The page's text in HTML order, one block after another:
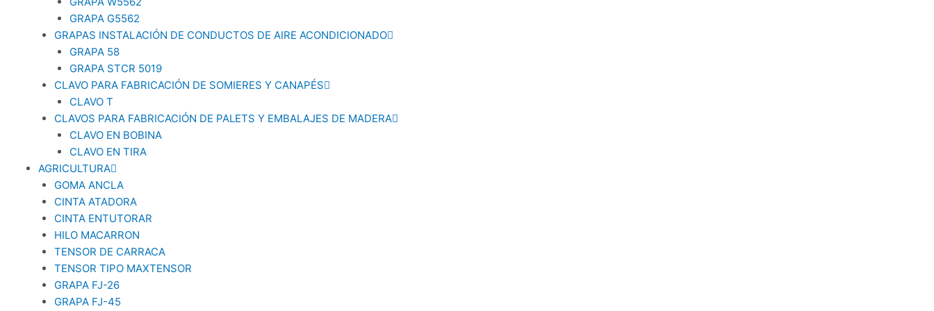
GRAPA G5562
GRAPAS INSTALACIÓN DE CONDUCTOS DE AIRE ACONDICIONADO
GRAPA 58
GRAPA STCR 5019
CLAVO PARA FABRICACIÓN DE SOMIERES Y CANAPÉS
CLAVO T
CLAVOS PARA FABRICACIÓN DE PALETS Y EMBALAJES DE MADERA
CLAVO EN BOBINA
CLAVO EN TIRA
AGRICULTURA
GOMA ANCLA
CINTA ATADORA
CINTA ENTUTORAR
HILO MACARRON
TENSOR DE CARRACA
TENSOR TIPO MAXTENSOR
GRAPA FJ-26
GRAPA FJ-45